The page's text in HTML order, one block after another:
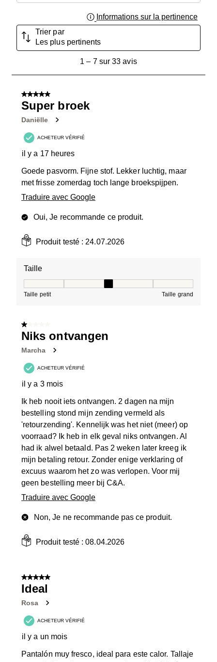
Informations sur la pertinence
Trier par
Les plus pertinents
sur
avis.
1 – 7 sur 33 avis
5 sur 5 étoiles.
Super broek
Daniëlle
ACHETEUR VÉRIFIÉ
il y a 17 heures
Goede pasvorm. Fijne stof. Lekker luchtig, maar
met frisse zomerdag toch lange broekspijpen.
Traduire avec Google
Oui, Je recommande ce produit.
Produit testé :24.07.2026
Taille
Taille petit Taille grand
1 sur 5 étoiles.
Niks ontvangen
Marcha
ACHETEUR VÉRIFIÉ
il y a 3 mois
Ik heb nooit iets ontvangen. 2 dagen na mijn
bestelling stond mijn zending vermeld als
'retourzending'. Kennelijk was het niet (meer) op
voorraad? Ik heb in elk geval niks ontvangen. Al
had ik alwel betaald. Pas 2 weken later kreeg ik
mijn betaling retour. Zonder enige verklaring of
excuus waarom het zo was verlopen. Voor mij
geen bestelling meer bij C&A.
Traduire avec Google
Non, Je ne recommande pas ce produit.
Produit testé :08.04.2026
5 sur 5 étoiles.
Ideal
Rosa
ACHETEUR VÉRIFIÉ
il y a un mois
Pantalón muy fresco, ideal para este calor. Tallaje